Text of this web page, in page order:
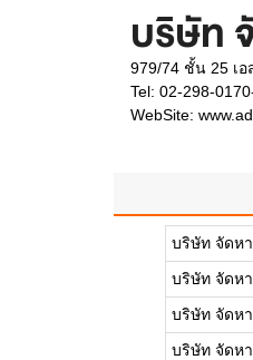
บริษัท
979/74 ชั้น 25 เ
Tel: 02-298-
WebSite:
บริษัท จัดห
บริษัท จัดห
บริษัท จัดห
บริษัท จัดห